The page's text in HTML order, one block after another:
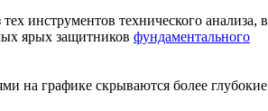
инструментов технического анализа, в
ярых защитников фундаментального
на графике скрываются более глубокие